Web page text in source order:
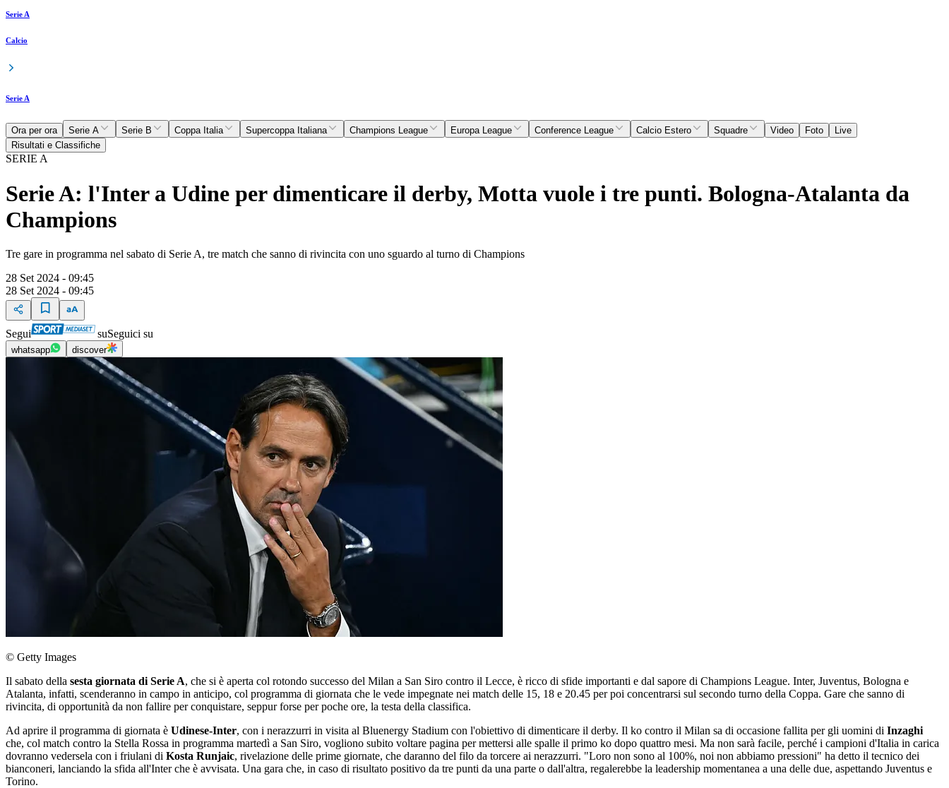
Serie A
Calcio
Serie A
Ora per ora Serie A Serie B Coppa Italia Supercoppa Italiana Champions League Europa League Conference League Calcio Estero Squadre Video Foto
Live
Risultati e Classifiche
SERIE A
Serie A: l'Inter a Udine per dimenticare il derby, Motta vuole i tre punti. Bologna-Atalanta da
Champions
Tre gare in programma nel sabato di Serie A, tre match che sanno di rivincita con uno sguardo al turno di Champions
28 Set 2024 - 09:45
28 Set 2024 - 09:45
Segui suSeguici su
whatsapp discover
© Getty Images
Il sabato della sesta giornata di Serie A, che si è aperta col rotondo successo del Milan a San Siro contro il Lecce, è ricco di sfide importanti e dal sapore di Champions League. Inter, Juventus, Bologna e
Atalanta, infatti, scenderanno in campo in anticipo, col programma di giornata che le vede impegnate nei match delle 15, 18 e 20.45 per poi concentrarsi sul secondo turno della Coppa. Gare che sanno di
rivincita, di opportunità da non fallire per conquistare, seppur forse per poche ore, la testa della classifica.
Ad aprire il programma di giornata è Udinese-Inter, con i nerazzurri in visita al Bluenergy Stadium con l'obiettivo di dimenticare il derby. Il ko contro il Milan sa di occasione fallita per gli uomini di Inzaghi
che, col match contro la Stella Rossa in programma martedì a San Siro, vogliono subito voltare pagina per mettersi alle spalle il primo ko dopo quattro mesi. Ma non sarà facile, perché i campioni d'Italia in carica
dovranno vedersela con i friulani di Kosta Runjaic, rivelazione delle prime giornate, che daranno del filo da torcere ai nerazzurri. "Loro non sono al 100%, noi non abbiamo pressioni" ha detto il tecnico dei
bianconeri, lanciando la sfida all'Inter che è avvisata. Una gara che, in caso di risultato positivo da tre punti da una parte o dall'altra, regalerebbe la leadership momentanea a una delle due, aspettando Juventus e
Torino.